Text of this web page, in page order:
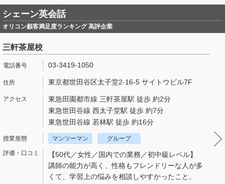
シェーン英会話
オリコン顧客満足度ランキング 高評企業
三軒茶屋校
03-3419-1050
東京都世田谷区太子堂2-16-5 サイトウビル7F
東急田園都市線 三軒茶屋駅 徒歩 約2分
東急世田谷線 西太子堂駅 徒歩 約7分
東急世田谷線 若林駅 徒歩 約16分
マンツーマン グループ
【50代／女性／国内での業務／初中級レベル】
講師の能力が高く、性格もフレンドリーな人が多
くて、学習上の悩みを相談しやすかったこと。